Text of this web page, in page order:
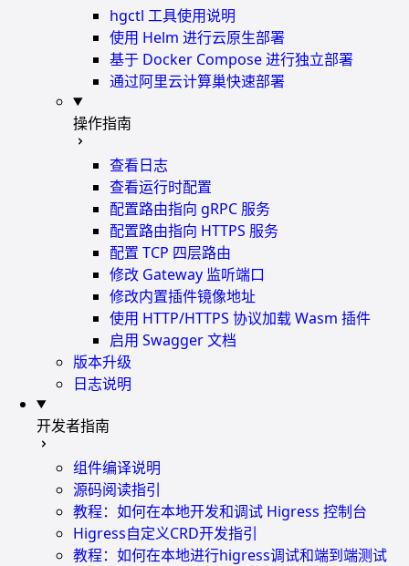
hgctl 工具使用说明
使用 Helm 进行云原生部署
基于 Docker Compose 进行独立部署
通过阿里云计算巢快速部署
操作指南
查看日志
查看运行时配置
配置路由指向 gRPC 服务
配置路由指向 HTTPS 服务
配置 TCP 四层路由
修改 Gateway 监听端口
修改内置插件镜像地址
使用 HTTP/HTTPS 协议加载 Wasm 插件
启用 Swagger 文档
版本升级
日志说明
开发者指南
组件编译说明
源码阅读指引
教程：如何在本地开发和调试 Higress 控制台
Higress自定义CRD开发指引
教程：如何在本地进行higress调试和端到端测试